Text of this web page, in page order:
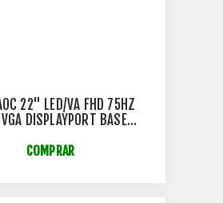
22" LED/VA FHD 75HZ
DISPLAYPORT BASE
COMPRAR